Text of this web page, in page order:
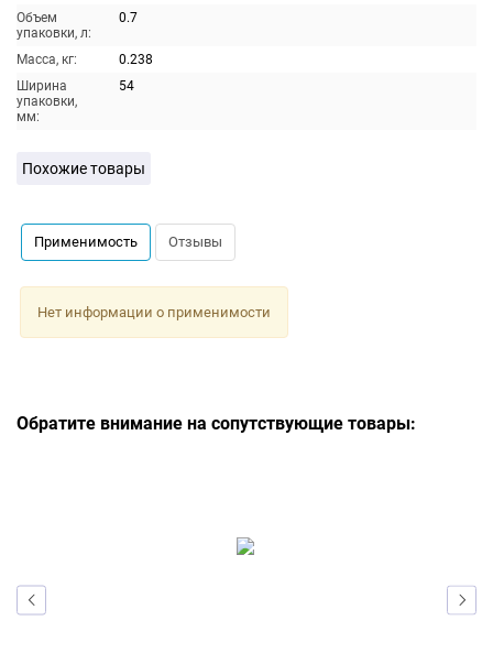
Объем
упаковки, л:
0.7
Масса, кг:
0.238
Ширина
упаковки,
мм:
54
Похожие товары
Применимость Отзывы
Нет информации о применимости
Обратите внимание на сопутствующие товары: